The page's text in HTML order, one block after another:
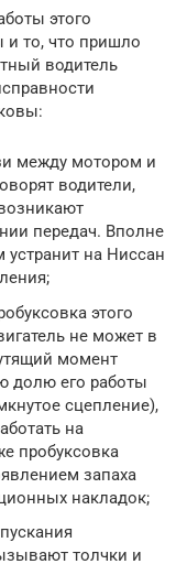
этого
и то, что пришло
водитель
между мотором и
водители,
передач. Вполне
на Ниссан
этого
не может в
момент
долю его работы
сцепление),
на
пробуксовка
запаха
накладок;
толчки и